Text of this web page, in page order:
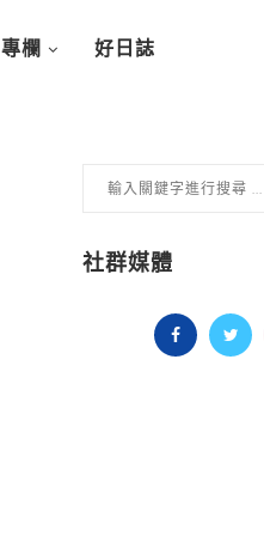
專欄 好日誌
社群媒體